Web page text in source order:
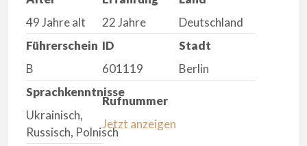
49 Jahre alt
22 Jahre
Deutschland
Führerschein
B
ID
601119
Stadt
Berlin
Sprachkenntnisse
Ukrainisch,
Russisch, Polnisch
Rufnummer
Jetzt anzeigen